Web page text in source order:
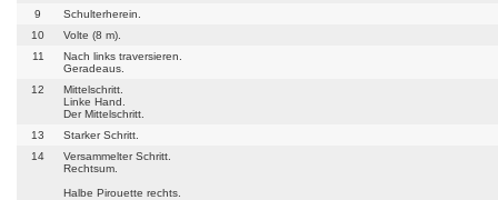
9
Schulterherein.
10
Volte (8 m).
11
Nach links traversieren.
Geradeaus.
12
Mittelschritt.
Linke Hand.
Der Mittelschritt.
13
Starker Schritt.
14
Versammelter Schritt.
Rechtsum.
Halbe Pirouette rechts.